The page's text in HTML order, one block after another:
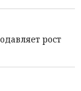
рост